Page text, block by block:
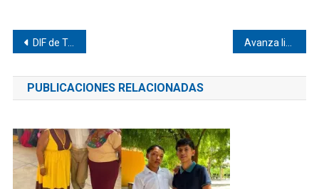
Navegación
de
entradas
DIF de Tututepec lleva ayuda a El Tlacuache
PUBLICACIONES RELACIONADAS